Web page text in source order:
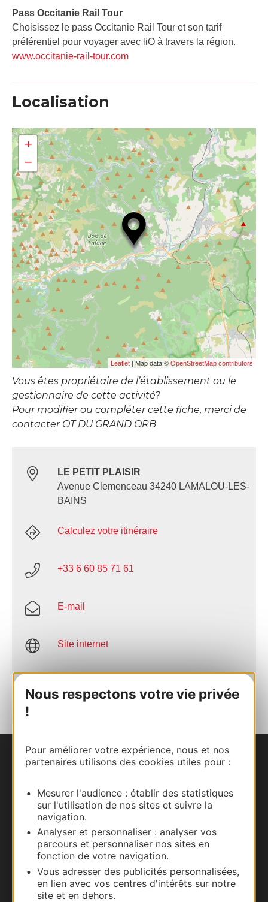
Nous respectons votre vie privée
!
Pour améliorer votre expérience, nous et nos
partenaires utilisons des cookies utiles pour :
Mesurer l'audience : établir des statistiques
sur l'utilisation de nos sites et suivre la
navigation.
Analyser et personnaliser : analyser vos
parcours et personnaliser nos sites en
fonction de votre navigation.
Vous adresser des publicités personnalisées,
en lien avec vos centres d'intérêts sur notre
site et en dehors.
Pass Occitanie Rail Tour​
Choisissez le pass Occitanie Rail Tour et son tarif
préférentiel pour voyager avec liO à travers la région.
www.occitanie-rail-tour.com
Localisation
+
−
Leaflet | Map data © OpenStreetMap contributors
Vous êtes propriétaire de l’établissement ou le
gestionnaire de cette activité?
Pour modifier ou compléter cette fiche, merci de
contacter OT DU GRAND ORB
LE PETIT PLAISIR
Avenue Clemenceau 34240 LAMALOU-LES-
BAINS
Calculez votre itinéraire
+33 6 60 85 71 61
E-mail
Site internet
Nous contacter
Carte interactive
Documentation